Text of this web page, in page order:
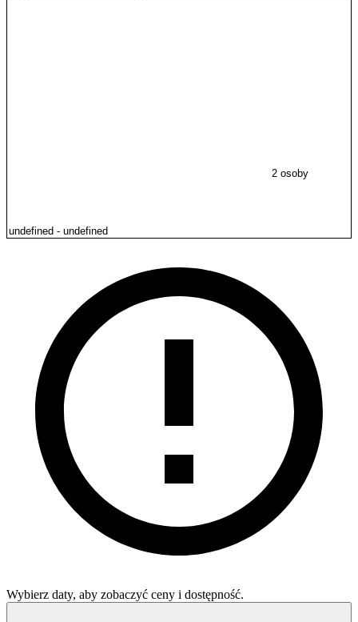
2 osoby
Wybierz daty, aby zobaczyć ceny i dostępność.